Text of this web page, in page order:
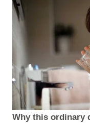
Why this ordinary